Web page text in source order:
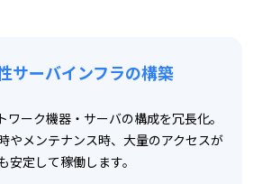
サーバインフラの構築
ワーク機器・サーバの構成を冗長化。
やメンテナンス時、大量のアクセスが
安定して稼働します。